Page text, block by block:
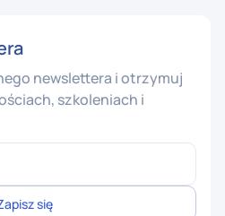
newslettera i otrzymuj
szkoleniach i